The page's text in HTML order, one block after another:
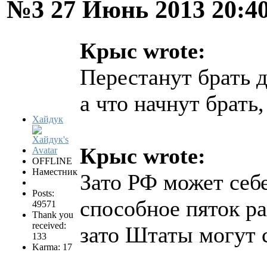
№3 27 Июнь 2013
Хайдук
OFFLINE
Наместник
Posts:
49571
Thank you
received:
133
Karma: 17
Крыс wrote:
Перестанут брать
а что начнут
Крыс wrote:
Зато РФ может
способное пяток
зато Штаты могут